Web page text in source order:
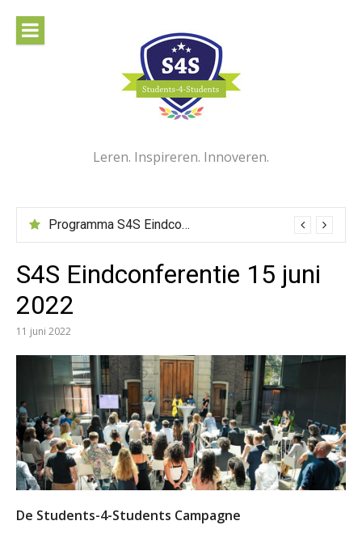
inhoud
Leren. Inspireren. Innoveren.
Programma S4S Eindconferentie 15 juni 2022
S4S Eindconferentie 15 juni
2022
11 juni 2022
De Students-4-Students Campagne